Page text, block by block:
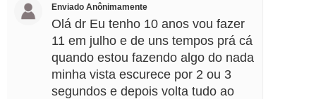
Enviado Anônimamente
Olá dr Eu tenho 10 anos vou fazer
11 em julho e de uns tempos prá cá
quando estou fazendo algo do nada
minha vista escurece por 2 ou 3
segundos e depois volta tudo ao